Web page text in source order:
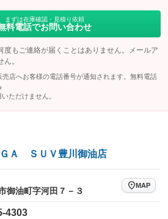
まずは在庫確認・見積り依頼
料電話でお問い合わせ
度もご連絡が届くことはありません。メールア
。
店へお客様の電話番号が通知されます。無料電話
ただけません。
Ａ ＳＵＶ豊川御油店
御油町字河田７－３
MAP
4303